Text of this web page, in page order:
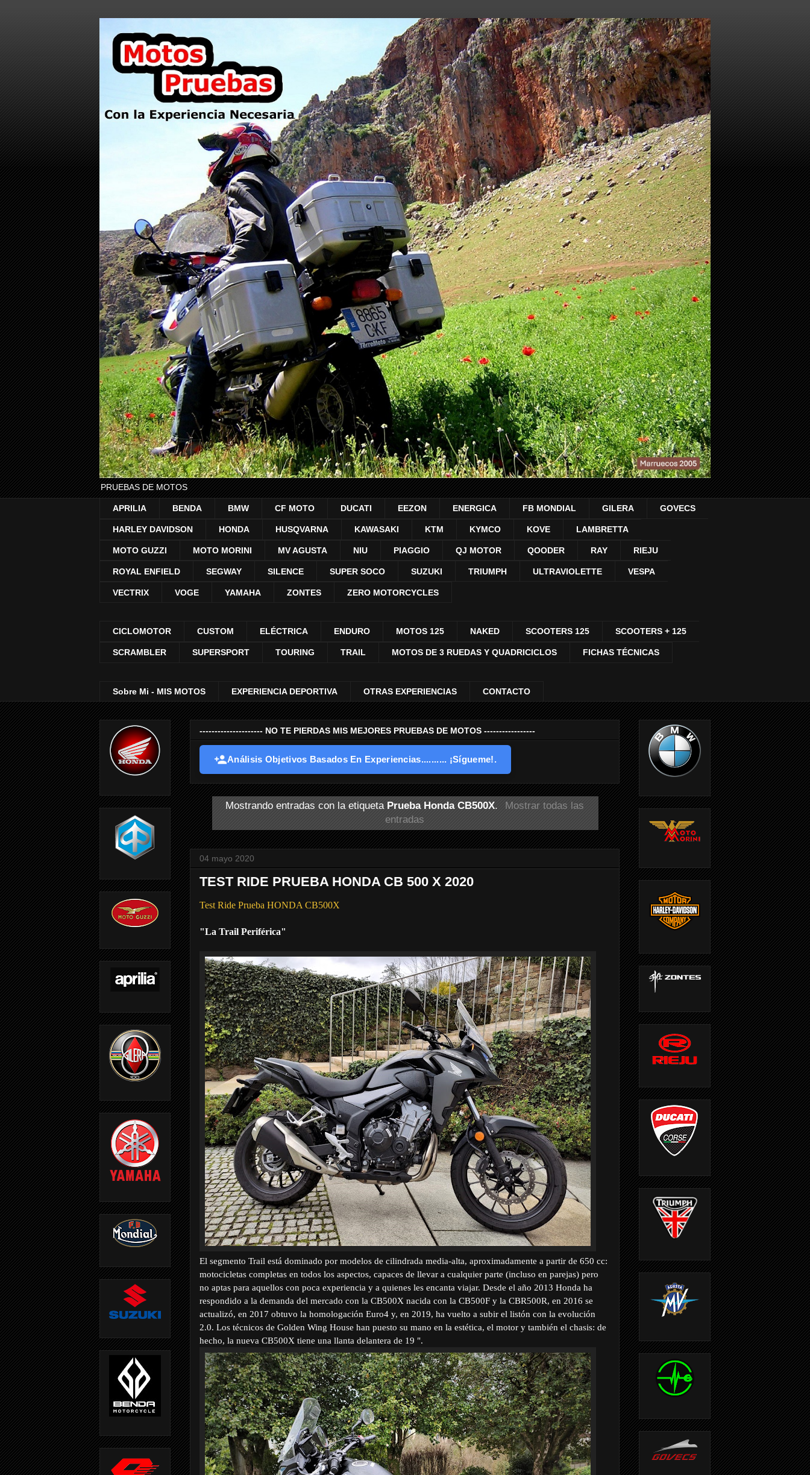
PRUEBAS DE MOTOS
APRILIA BENDA BMW CF MOTO DUCATI EEZON ENERGICA FB MONDIAL GILERA GOVECS
HARLEY DAVIDSON HONDA HUSQVARNA KAWASAKI KTM KYMCO KOVE LAMBRETTA
MOTO GUZZI MOTO MORINI MV AGUSTA NIU PIAGGIO QJ MOTOR QOODER RAY RIEJU
ROYAL ENFIELD SEGWAY SILENCE SUPER SOCO SUZUKI TRIUMPH ULTRAVIOLETTE VESPA
VECTRIX VOGE YAMAHA ZONTES ZERO MOTORCYCLES
CICLOMOTOR CUSTOM ELÉCTRICA ENDURO MOTOS 125 NAKED SCOOTERS 125 SCOOTERS + 125
SCRAMBLER SUPERSPORT TOURING TRAIL MOTOS DE 3 RUEDAS Y QUADRICICLOS FICHAS TÉCNICAS
Sobre Mi - MIS MOTOS EXPERIENCIA DEPORTIVA OTRAS EXPERIENCIAS CONTACTO
--------------------- NO TE PIERDAS MIS MEJORES PRUEBAS DE MOTOS -----------------
Análisis Objetivos Basados En Experiencias.......... ¡Sígueme!.
Mostrando entradas con la etiqueta Prueba Honda CB500X.
Mostrar todas las
entradas
04 mayo 2020
TEST RIDE PRUEBA HONDA CB 500 X 2020
Test Ride Prueba HONDA CB500X
"La Trail Periférica"
El segmento Trail está dominado por modelos de cilindrada media-alta, aproximadamente a partir de 650 cc:
motocicletas completas en todos los aspectos, capaces de llevar a cualquier parte (incluso en parejas) pero
no aptas para aquellos con poca experiencia y a quienes les encanta viajar. Desde el año 2013 Honda ha
respondido a la demanda del mercado con la CB500X nacida con la CB500F y la CBR500R, en 2016 se
actualizó, en 2017 obtuvo la homologación Euro4 y, en 2019, ha vuelto a subir el listón con la evolución
2.0. Los técnicos de Golden Wing House han puesto su mano en la estética, el motor y también el chasis: de
hecho, la nueva CB500X tiene una llanta delantera de 19 ".